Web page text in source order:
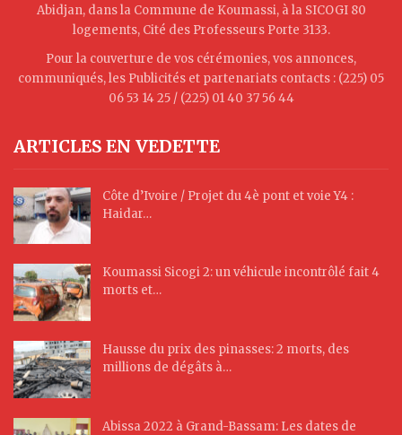
Abidjan, dans la Commune de Koumassi, à la SICOGI 80
logements, Cité des Professeurs Porte 3133.
Pour la couverture de vos cérémonies, vos annonces,
communiqués, les Publicités et partenariats contacts : (225) 05
06 53 14 25 / (225) 01 40 37 56 44
ARTICLES EN VEDETTE
Côte d’Ivoire / Projet du 4è pont et voie Y4 :
Haidar…
Koumassi Sicogi 2: un véhicule incontrôlé fait 4
morts et…
Hausse du prix des pinasses: 2 morts, des
millions de dégâts à…
Abissa 2022 à Grand-Bassam: Les dates de